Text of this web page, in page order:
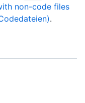
non-code files
.